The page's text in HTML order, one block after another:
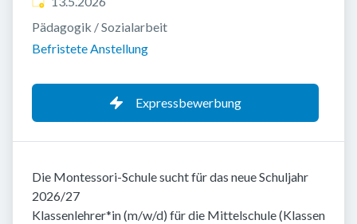
Pädagogik / Sozialarbeit
Befristete Anstellung
Expressbewerbung
Die Montessori-Schule sucht für das neue Schuljahr
2026/27
Klassenlehrer*in (m/w/d) für die Mittelschule (Klassen